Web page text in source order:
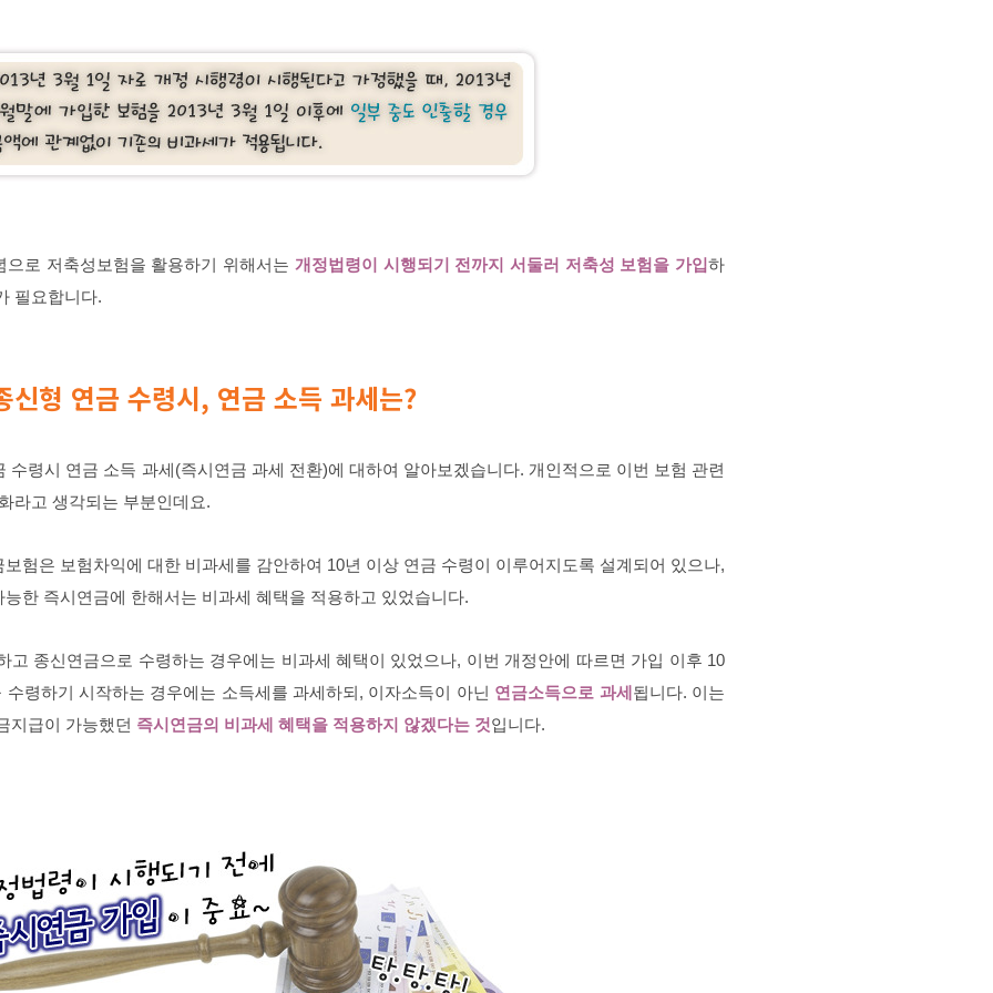
로 저축성보험을 활용하기 위해서는 개정법령이 시행되기 전까지 서둘러 저축성 보험을 가입하
필요합니다.
형 연금 수령시, 연금 소득 과세는?
수령시 연금 소득 과세(즉시연금 과세 전환)에 대하여 알아보겠습니다. 개인적으로 이번 보험 관련
라고 생각되는 부분인데요.
험은 보험차익에 대한 비과세를 감안하여 10년 이상 연금 수령이 이루어지도록 설계되어 있으나,
한 즉시연금에 한해서는 비과세 혜택을 적용하고 있었습니다.
고 종신연금으로 수령하는 경우에는 비과세 혜택이 있었으나, 이번 개정안에 따르면 가입 이후 10
령하기 시작하는 경우에는 소득세를 과세하되, 이자소득이 아닌 연금소득으로 과세 됩니다. 이는
지급이 가능했던 즉시연금의 비과세 혜택을 적용하지 않겠다는 것입니다.